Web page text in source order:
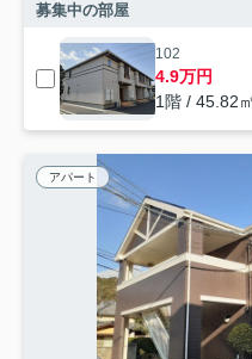
募集中の部屋
102
4.9万円
1階 / 45.82
アパート